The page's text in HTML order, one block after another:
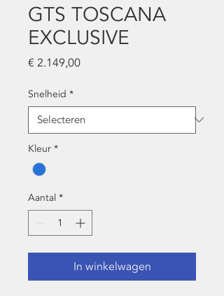
GTS TOSCANA
EXCLUSIVE
€ 2.149,00Prijs
Snelheid *
Kleur *
Aantal *
In winkelwagen